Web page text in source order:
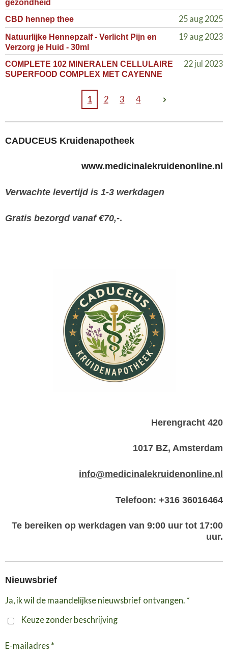
gezondheid
CBD hennep thee
25 aug 2025
Natuurlijke Hennepzalf - Verlicht Pijn en
Verzorg je Huid - 30ml
19 aug 2023
COMPLETE 102 MINERALEN CELLULAIRE
SUPERFOOD COMPLEX MET CAYENNE
22 jul 2023
1 2 3 4
CADUCEUS Kruidenapotheek
www.medicinalekruidenonline.nl
Verwachte levertijd is 1-3 werkdagen
Gratis bezorgd vanaf €70,-.
Herengracht 420
1017 BZ, Amsterdam
info@medicinalekruidenonline.nl
Telefoon: +316 36016464
Te bereiken op werkdagen van 9:00 uur tot 17:00
uur.
Nieuwsbrief
Ja, ik wil de maandelijkse nieuwsbrief ontvangen. *
Keuze zonder beschrijving
E-mailadres *